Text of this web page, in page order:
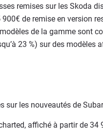
remises sur les Skoda
900€ de remise en version
de la gamme sont
23 %) sur des
sur les nouveautés de
affiché à partir de 34